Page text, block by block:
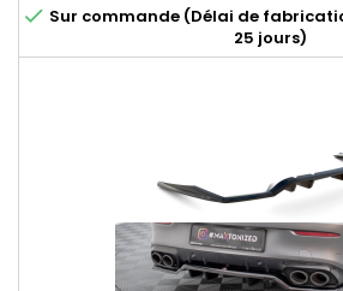
 Sur commande (Délai de
25 jours)